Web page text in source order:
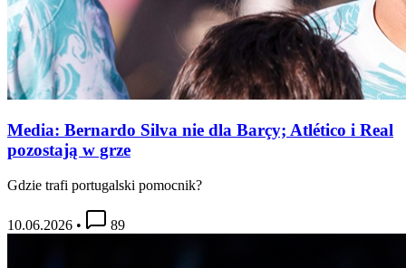
Media: Bernardo Silva nie dla Barçy; Atlético i Real
pozostają w grze
Gdzie trafi portugalski pomocnik?
10.06.2026 • 89